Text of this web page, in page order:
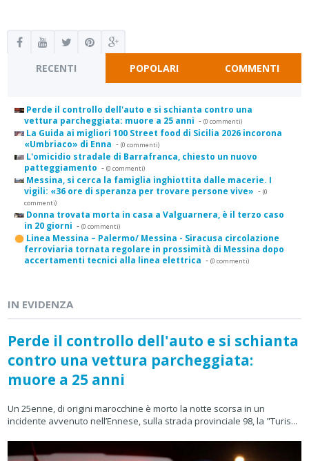
RECENTI POPOLARI COMMENTI
Perde il controllo dell'auto e si schianta contro una
vettura parcheggiata: muore a 25 anni - (0 commenti)
La Guida ai migliori 100 Street food di Sicilia 2026 incorona
«Umbriaco» di Enna - (0 commenti)
L'omicidio stradale di Barrafranca, chiesto un nuovo
patteggiamento - (0 commenti)
Messina, si cerca la famiglia inghiottita dalle macerie. I
vigili: «36 ore di speranza per trovare persone vive» - (0
commenti)
Donna trovata morta in casa a Valguarnera, è il terzo caso
in 20 giorni - (0 commenti)
Linea Messina – Palermo/ Messina - Siracusa circolazione
ferroviaria tornata regolare in prossimità di Messina dopo
accertamenti tecnici alla linea elettrica - (0 commenti)
IN EVIDENZA
Perde il controllo dell'auto e si schianta
contro una vettura parcheggiata:
muore a 25 anni
Un 25enne, di origini marocchine è morto la notte scorsa in un
incidente avvenuto nell’Ennese, sulla strada provinciale 98, la "Turis...